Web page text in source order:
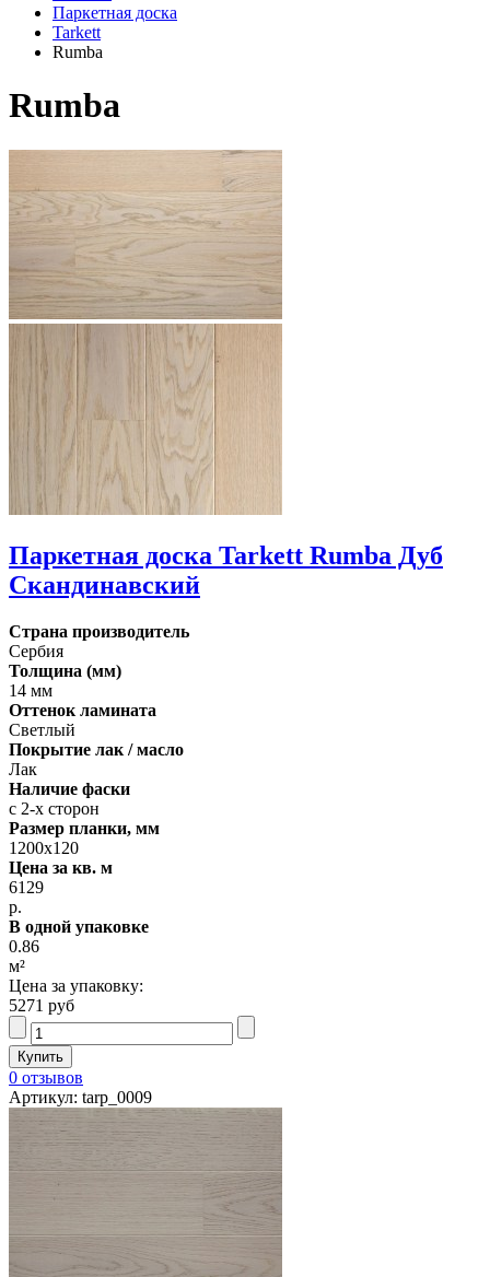
Паркетная доска
Tarkett
Rumba
Rumba
Паркетная доска Tarkett Rumba Дуб
Cкандинавский
Страна производитель
Сербия
Толщина (мм)
14 мм
Оттенок ламината
Светлый
Покрытие лак / масло
Лак
Наличие фаски
с 2-х сторон
Размер планки, мм
1200х120
Цена за кв. м
6129
р.
В одной упаковке
0.86
м²
Цена за упаковку:
5271 руб
0 отзывов
Артикул: tarp_0009